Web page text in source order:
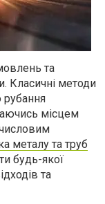
та
Класичні методи
рубання
місцем
металу та труб
будь-якої
та